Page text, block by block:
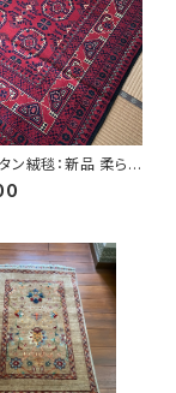
ン絨毯：新品 柔ら
絨毯で知られるカミ
木染め手織り 211c